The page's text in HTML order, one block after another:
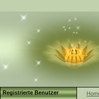
Registrierte Benutzer